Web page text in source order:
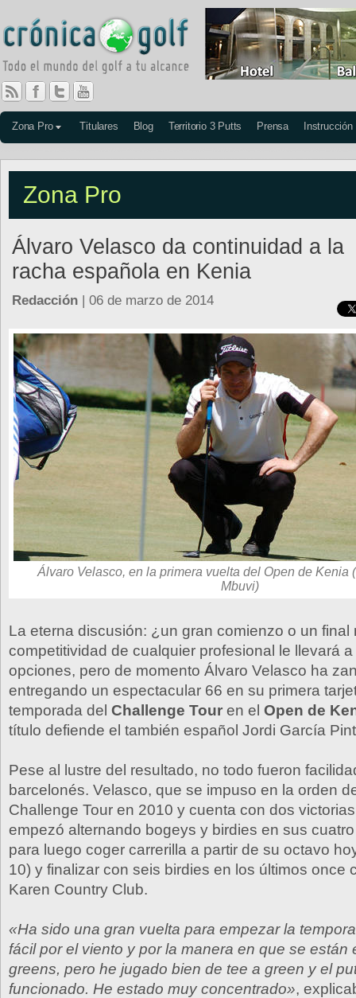
Zona Pro Titulares Blog Territorio 3 Putts Prensa Instrucción
Zona Pro
Álvaro Velasco da continuidad a la
racha española en Kenia
Redacción | 06 de marzo de 2014
Álvaro Velasco, en la primera vuelta del Open de Kenia
Mbuvi)
La eterna discusión: ¿un gran comienzo o un final
competitividad de cualquier profesional le llevará
opciones, pero de momento Álvaro Velasco ha
entregando un espectacular 66 en su primera
temporada del Challenge Tour en el Open de
título defiende el también español Jordi García
Pese al lustre del resultado, no todo fueron
barcelonés. Velasco, que se impuso en la orden
Challenge Tour en 2010 y cuenta con dos
empezó alternando bogeys y birdies en sus
para luego coger carrerilla a partir de su octavo
10) y finalizar con seis birdies en los últimos once
Karen Country Club.
«Ha sido una gran vuelta para empezar la
fácil por el viento y por la manera en que se están
greens, pero he jugado bien de tee a green y el
funcionado. He estado muy concentrado»,